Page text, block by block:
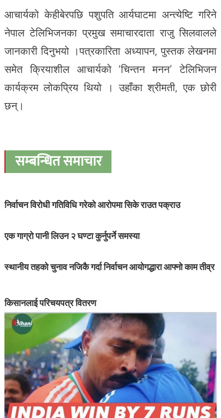
आचार्यको केहीबेरपछि पशुपति आर्यघाटमा अन्त्येष्टि गरिने
नेपाल टेलिभिजनका प्रमुख समाचारदाता राजु सिलवालले
जानकारी दिनुभयो ।पत्रकारिता अध्यापन, पुस्तक लेखनमा
समेत क्रियाशील आचार्यको ‘चिन्तन मनन’ टेलिभिजन
कार्यक्रम लोकप्रिय थियो । उहाँका श्रीमती, एक छोरी
छन्।
सम्बन्धित समाचार
निर्वाचन विरोधी गतिविधि गरेको आरोपमा सिके राउत पक्राउ
एक गाग्रो पानी लिउन २ घण्टा कुर्नुपर्ने समस्या
स्थानीय तहको चुनाव नजिकै गर्दा निर्वाचन आयोगद्धारा आफ्नो काम तीव्र
किसानलाई परिचयपत्र वितरण